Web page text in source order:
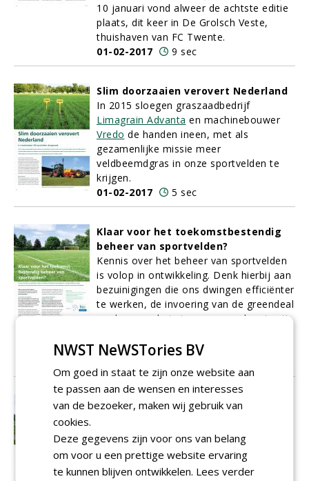
10 januari vond alweer de achtste editie
plaats, dit keer in De Grolsch Veste,
thuishaven van FC Twente.
01-02-2017
9 sec
Slim doorzaaien verovert Nederland
In 2015 sloegen graszaadbedrijf
Limagrain Advanta en machinebouwer
Vredo de handen ineen, met als
gezamenlijke missie meer
veldbeemdgras in onze sportvelden te
krijgen.
01-02-2017
5 sec
Klaar voor het toekomstbestendig
beheer van sportvelden?
Kennis over het beheer van sportvelden
is volop in ontwikkeling. Denk hierbij aan
bezuinigingen die ons dwingen efficiënter
te werken, de invoering van de greendeal
en daarmee het streven naar chemievrij
GPS (sensoring) en precisiebeheer.
Hybride, maar toch ook níét
De term hybride roept al snel het beeld
net als de natuurgrassprieten boven de
grond uitsteken.
01-02-2017
5 sec
NWST NeWSTories BV
Om goed in staat te zijn onze website aan
te passen aan de wensen en interesses
van de bezoeker, maken wij gebruik van
cookies.
Deze gegevens zijn voor ons van belang
om voor u een prettige website ervaring
te kunnen blijven ontwikkelen. Lees verder